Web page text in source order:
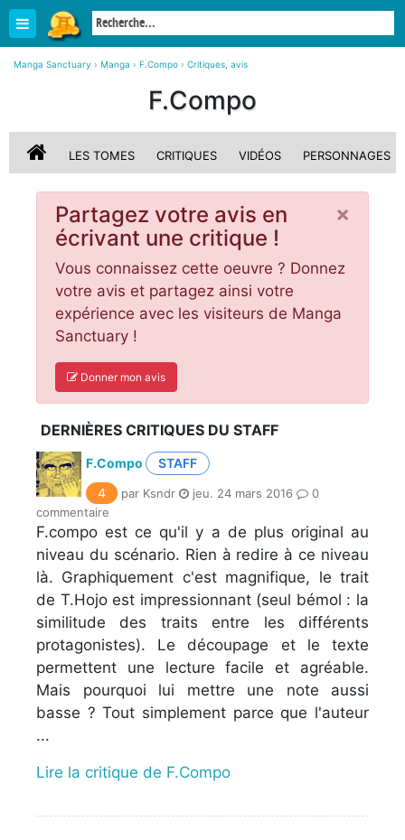
Manga Sanctuary › Manga › F.Compo › Critiques, avis
F.Compo
LES TOMES CRITIQUES VIDÉOS PERSONNAGES
×
Partagez votre avis en
écrivant une critique !
Vous connaissez cette oeuvre ? Donnez
votre avis et partagez ainsi votre
expérience avec les visiteurs de Manga
Sanctuary !
Donner mon avis
DERNIÈRES CRITIQUES DU STAFF
F.Compo
STAFF
4
par Ksndr jeu. 24 mars 2016
0
commentaire
F.compo est ce qu'il y a de plus original au
niveau du scénario. Rien à redire à ce niveau
là. Graphiquement c'est magnifique, le trait
de T.Hojo est impressionnant (seul bémol : la
similitude des traits entre les différents
protagonistes). Le découpage et le texte
permettent une lecture facile et agréable.
Mais pourquoi lui mettre une note aussi
basse ? Tout simplement parce que l'auteur
...
Lire la critique de F.Compo